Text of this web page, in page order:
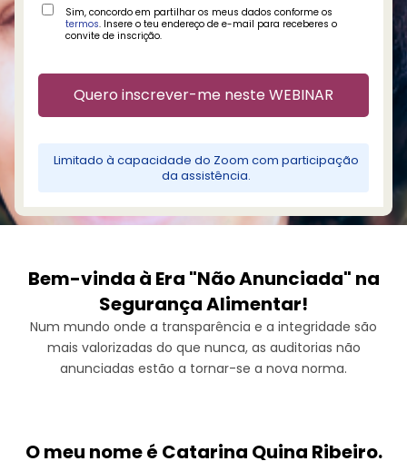
Sim, concordo em partilhar os meus dados conforme os
termos. Insere o teu endereço de e-mail para receberes o
convite de inscrição.
Quero inscrever-me neste WEBINAR
Limitado à capacidade do Zoom com participação
da assistência.
Bem-vinda à Era "Não Anunciada" na
Segurança Alimentar!
Num mundo onde a transparência e a integridade são
mais valorizadas do que nunca, as auditorias não
anunciadas estão a tornar-se a nova norma.
O meu nome é Catarina Quina Ribeiro.
s